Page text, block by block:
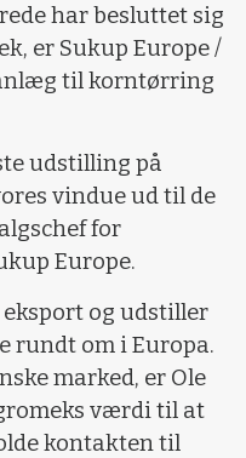
har besluttet sig
er Sukup Europe /
til korntørring
udstilling på
vindue ud til de
for
Europe.
og udstiller
rundt om i Europa.
marked, er Ole
værdi til at
kontakten til